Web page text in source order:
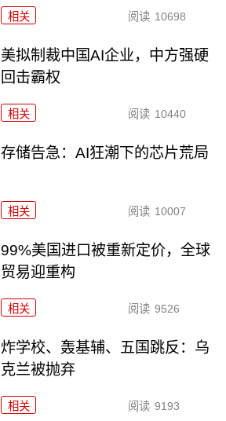
相关 阅读 10698
美拟制裁中国AI企业，中方强硬
回击霸权
相关 阅读 10440
存储告急：AI狂潮下的芯片荒局
相关 阅读 10007
99%美国进口被重新定价，全球
贸易迎重构
相关 阅读 9526
炸学校、轰基辅、五国跳反：乌
克兰被抛弃
相关 阅读 9193